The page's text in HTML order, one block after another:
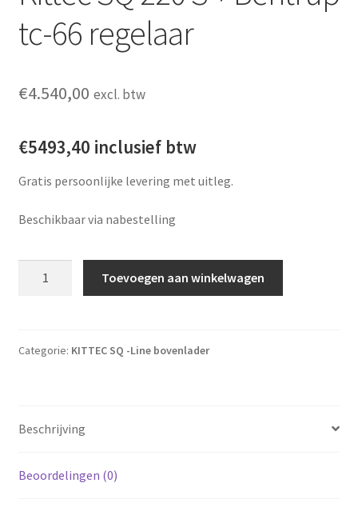
tc-66 regelaar
€4.540,00 excl. btw
€5493,40 inclusief btw
Gratis persoonlijke levering met uitleg.
Beschikbaar via nabestelling
Toevoegen aan winkelwagen
Categorie: KITTEC SQ -Line bovenlader
Beschrijving
Beoordelingen (0)